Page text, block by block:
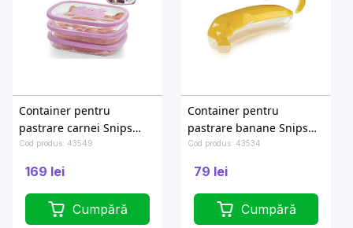
Container pentru
pastrare carnei Snips
28.5X20.5X4.5cm, 1.5l
Cod produs: 43549
169 lei
Cumpără
Container pentru
pastrare banane Snips
25X5.5X5cm
Cod produs: 43534
79 lei
Cumpără